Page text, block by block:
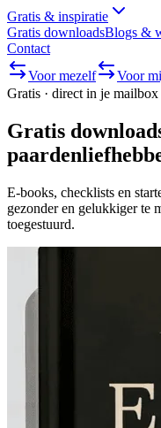
Gratis & inspiratie
Gratis downloadsBlogs &
Contact
Voor mezelf
Voor
Gratis · direct in je mailbox
Gratis
E-books, checklists en
gezonder en gelukkiger te
toegestuurd.